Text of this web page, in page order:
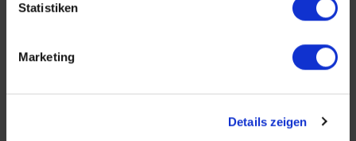
Statistiken
Marketing
Details zeigen
KONTAKT